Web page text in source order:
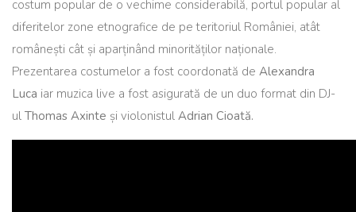
costum popular de o vechime considerabilă, portul popular al
diferitelor zone etnografice de pe teritoriul României, atât
românești cât și aparținând minorităților naționale.
Prezentarea costumelor a fost coordonată de Alexandra
Luca iar muzica live a fost asigurată de un duo format din DJ-
ul Thomas Axinte și violonistul Adrian Cioată.